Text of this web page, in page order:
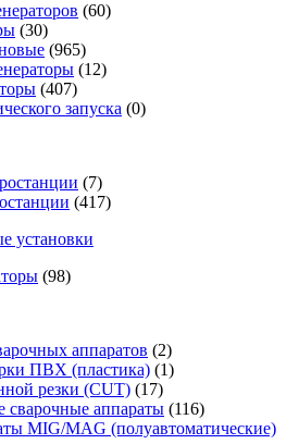
(60)
(30)
(965)
(12)
(407)
запуска (0)
(7)
(417)
установки
(98)
аппаратов (2)
ПВХ (пластика) (1)
резки (CUT) (17)
аппараты (116)
MIG/MAG (полуавтоматические)